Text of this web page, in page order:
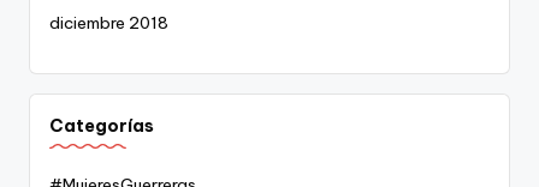
diciembre 2018
Categorías